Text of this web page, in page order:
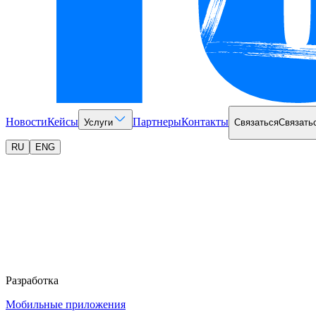
НовостиКейсы Услуги ПартнерыКонтакты Связаться
RU ENG
Разработка
Мобильные приложения